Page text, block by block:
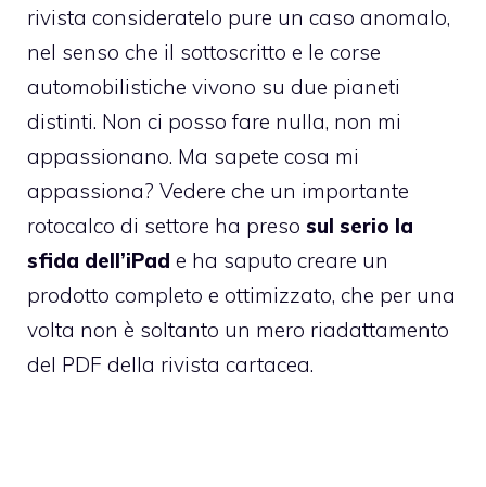
rivista consideratelo pure un caso anomalo,
nel senso che il sottoscritto e le corse
automobilistiche vivono su due pianeti
distinti. Non ci posso fare nulla, non mi
appassionano. Ma sapete cosa mi
appassiona? Vedere che un importante
rotocalco di settore ha preso sul serio la
sfida dell’iPad e ha saputo creare un
prodotto completo e ottimizzato, che per una
volta non è soltanto un mero riadattamento
del PDF della rivista cartacea.